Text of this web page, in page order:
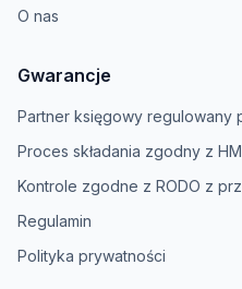
O nas
Gwarancje
Partner księgowy regulowany
Proces składania zgodny z
Kontrole zgodne z RODO z
Regulamin
Polityka prywatności